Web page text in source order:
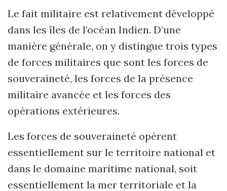
Le fait militaire est relativement développé
dans les îles de l’océan Indien. D’une
manière générale, on y distingue trois types
de forces militaires que sont les forces de
souveraineté, les forces de la présence
militaire avancée et les forces des
opérations extérieures.
Les forces de souveraineté opèrent
essentiellement sur le territoire national et
dans le domaine maritime national, soit
essentiellement la mer territoriale et la